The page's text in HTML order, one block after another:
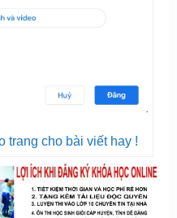
trang cho bài viết hay !